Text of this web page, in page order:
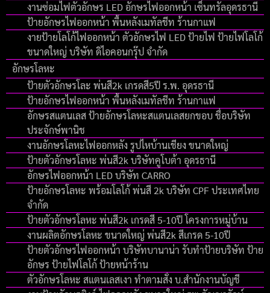
งานซ่อมไฟตัวอักษร LED อักษรไฟออกหน้า เซ็นทรัลอุดรธานี
ป้ายอักษรไฟออกหน้า พื้นหลังเมทัลชีท ร้านกาแฟ
งายป้ายโลโก้ไฟออกหน้า ตัวอักษรไฟ LED ป้ายไฟ ป้ายไฟโลโก้
ขนาดใหญ่ บริษัท ดิไอคอนกรุ๊ป จํากัด
อักษรโลหะ
ป้ายตัวอักษรโละ พ่นสี2k เกรดสี5ปี ร.พ. อุดรธานี
ป้ายอักษรไฟออกหน้า พื้นหลังเมทัลชีท ร้านกาแฟ
อักษรสแตนเลส ป้ายอักษรโลหะสแตนเลสยกขอบ ชื่อบริษัท
ประจักษ์พานิช
งานอักษรโลหะไฟออกหลัง รูปไหบ้านเชียง ขนาดใหญ่
ป้ายตัวอักษรโลหะ พ่นสี2k บริษัทคูโบต้า อุดรธานี
อักษรไฟออกหน้า LED บริษัท CARRO
ป้ายอักษรโลหะ พร้อมโลโก้ พ่นสี 2k บริษัท CPF ประเทศไทย
จำกัด
ป้ายตัวอักษรโลหะ พ่นสี2k เกรดสี 5-10ปี โครงการหมู่บ้าน
งานผลิตอักษรโลหะ ขนาดใหญ่ พ่นสี2k สีเกรด 5-10ปี
ป้ายตัวอักษรไฟออกหน้า บริษัทบานาน่า รับทำป้ายบริษัท ป้าย
อักษร ป้ายไฟโลโก้ ป้ายหน้าร้าน
ตัวอักษรโลหะ สแตนเลสเงา ทำตามสั่ง บ.สำนักงานบัญชี